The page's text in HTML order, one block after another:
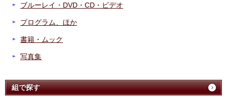
ブルーレイ・DVD・CD・ビデオ
プログラム、ほか
書籍・ムック
写真集
組で探す